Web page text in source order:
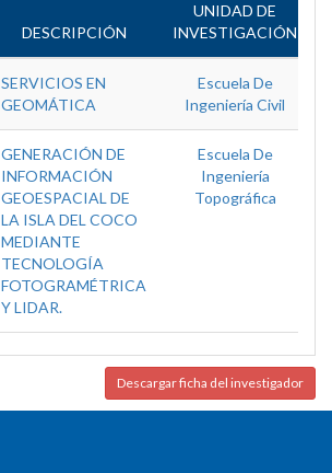
DESCRIPCIÓN
UNIDAD DE
INVESTIGACIÓN
SERVICIOS EN
GEOMÁTICA
Escuela De
Ingeniería Civil
GENERACIÓN DE
INFORMACIÓN
GEOESPACIAL DE
LA ISLA DEL COCO
MEDIANTE
TECNOLOGÍA
FOTOGRAMÉTRICA
Y LIDAR.
Escuela De
Ingeniería
Topográfica
Descargar ficha del investigador